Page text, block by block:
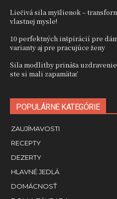
Liečivá sila myšlienok –
vlastnej mysle!
10 perfektných inšpirácií pre
varianty aj pre pracujúce ženy
Sila modlitby prináša
ste si mali zapamätať
POPULÁRNE KATEGÓRIE
ZAUJÍMAVOSTI
RECEPTY
DEZERTY
HLAVNÉ JEDLÁ
DOMÁCNOSŤ